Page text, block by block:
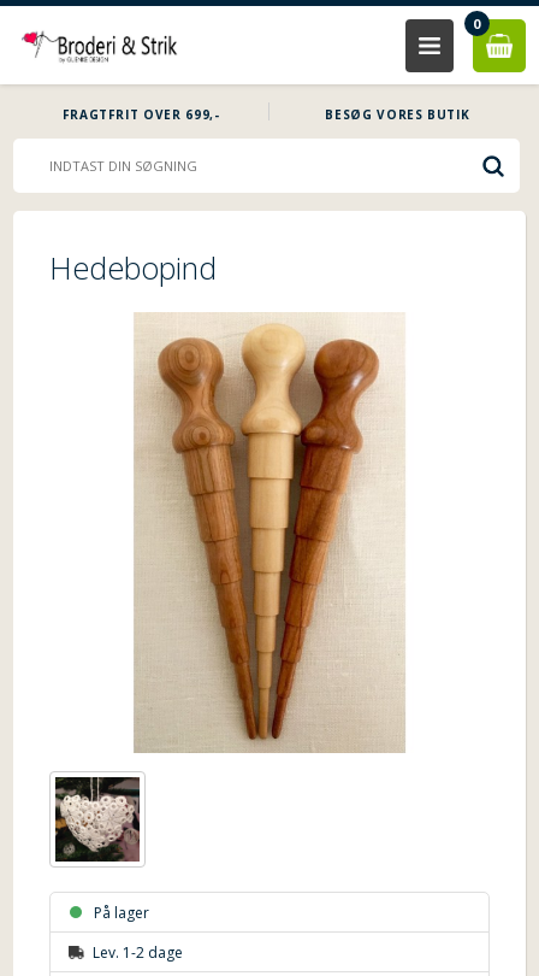
0
FRAGTFRIT OVER 699,- BESØG VORES BUTIK
Hedebopind
På lager
Lev. 1-2 dage